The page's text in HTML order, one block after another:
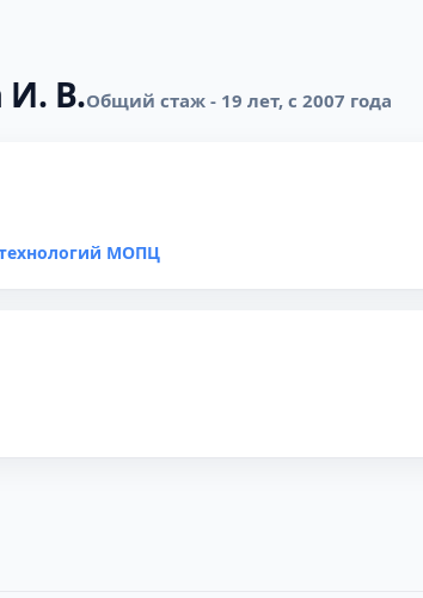
И. В.Общий стаж - 19 лет, с 2007 года
МОПЦ